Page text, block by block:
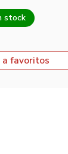
stock
a favoritos